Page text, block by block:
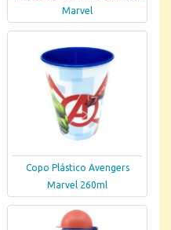
Marvel
Copo Plástico Avengers
Marvel 260ml